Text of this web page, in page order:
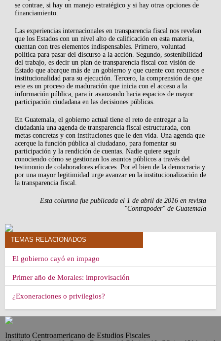
se contrae, si hay un manejo estratégico y si hay otras opciones de
financiamiento.
Las experiencias internacionales en transparencia fiscal nos revelan
que los Estados con un nivel alto de calificación en esta materia,
cuentan con tres elementos indispensables. Primero, voluntad
política para pasar del discurso a la acción. Segundo, sostenibilidad
del trabajo, es decir un plan de transparencia fiscal con visión de
Estado que abarque más de un gobierno y que cuente con recursos e
institucionalidad para su ejecución. Tercero, la comprensión de que
este es un proceso de maduración que inicia con el acceso a la
información pública, para ir avanzando hacia espacios de mayor
participación ciudadana en las decisiones públicas.
En Guatemala, el gobierno actual tiene el reto de entregar a la
ciudadanía una agenda de transparencia fiscal estructurada, con
metas concretas y con instituciones que le den vida. Una agenda que
acerque la función pública al ciudadano, para fomentar su
participación y la rendición de cuentas. Nadie quiere seguir
conociendo cómo se gestionan los asuntos públicos a través del
testimonio de colaboradores eficaces. Por el bien de la democracia y
por una mayor legitimidad urge avanzar en la institucionalización de
la transparencia fiscal.
Esta columna fue publicada el 1 de abril de 2016 en revista
"Contrapoder" de Guatemala
TEMAS RELACIONADOS
El gobierno cayó en impago
Primer año de Morales: improvisación
¿Exoneraciones o privilegios?
Instituto Centroamericano de Estudios Fiscales